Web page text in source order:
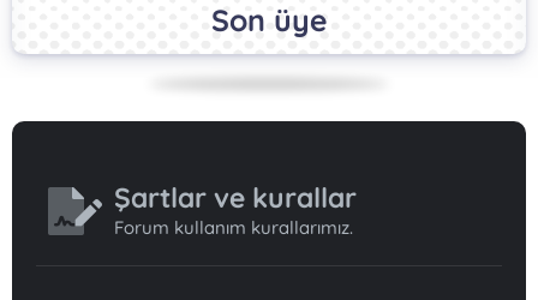
Son üye
Şartlar ve kurallar
Forum kullanım kurallarımız.